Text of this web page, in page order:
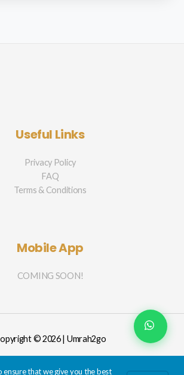
Useful Links
Privacy Policy
FAQ
Terms & Conditions
Mobile App
COMING SOON!
© 2026 | Umrah2go
ensure that we give you the best